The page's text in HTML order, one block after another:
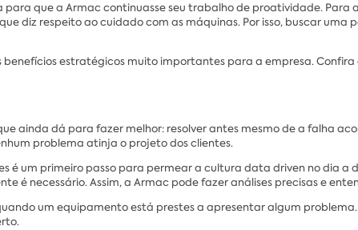
que a Armac continuasse seu trabalho de proatividade. Para
diz respeito ao cuidado com as máquinas. Por isso, buscar
estratégicos muito importantes para a empresa. Confira
ainda dá para fazer melhor: resolver antes mesmo de a falha
problema atinja o projeto dos clientes.
é um primeiro passo para permear a cultura data driven no dia a
é necessário. Assim, a Armac pode fazer análises precisas e
um equipamento está prestes a apresentar algum